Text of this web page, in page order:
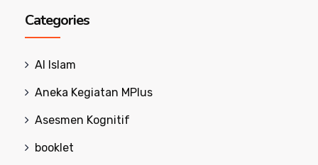
Categories
Al Islam
Aneka Kegiatan MPlus
Asesmen Kognitif
booklet